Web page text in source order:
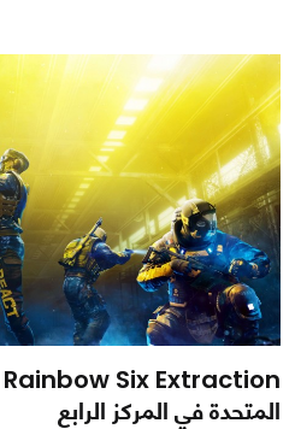
3461
المتحدة في المركز الرابع